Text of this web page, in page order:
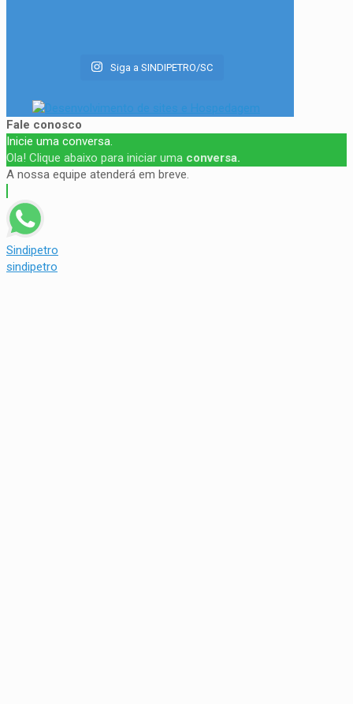
Siga a SINDIPETRO/SC
Fale conosco
Inicie uma conversa.
Ola! Clique abaixo para iniciar uma conversa.
A nossa equipe atenderá em breve.
Sindipetro
sindipetro